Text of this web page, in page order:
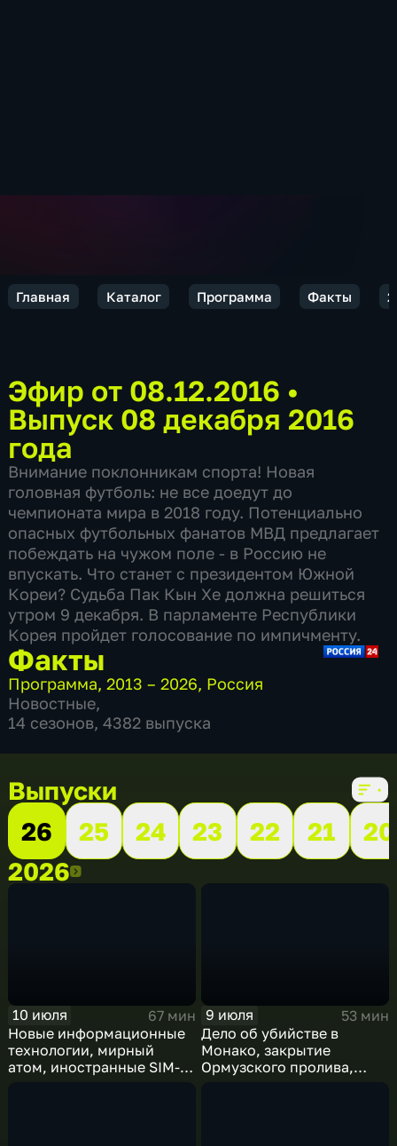
Главная Каталог Программа Факты
Эфир от 08.12.2016 •
Выпуск 08 декабря 2016
года
Внимание поклонникам спорта! Новая
головная футболь: не все доедут до
чемпионата мира в 2018 году. Потенциально
опасных футбольных фанатов МВД предлагает
побеждать на чужом поле - в Россию не
впускать. Что станет с президентом Южной
Кореи? Судьба Пак Кын Хе должна решиться
утром 9 декабря. В парламенте Республики
Корея пройдет голосование по импичменту.
Факты
Программа,2013 – 2026, Россия
Новостные,
14 сезонов, 4382 выпуска
Выпуски
26
25 24 23 22 21
20
20262026
10 июля
67 мин
Новые информационные
технологии, мирный
атом, иностранные SIM-
9 июля
53 мин
Дело об убийстве в
Монако, закрытие
Ормузского пролива,